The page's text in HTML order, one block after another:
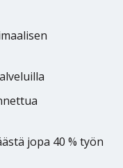
jopa 40 % työn